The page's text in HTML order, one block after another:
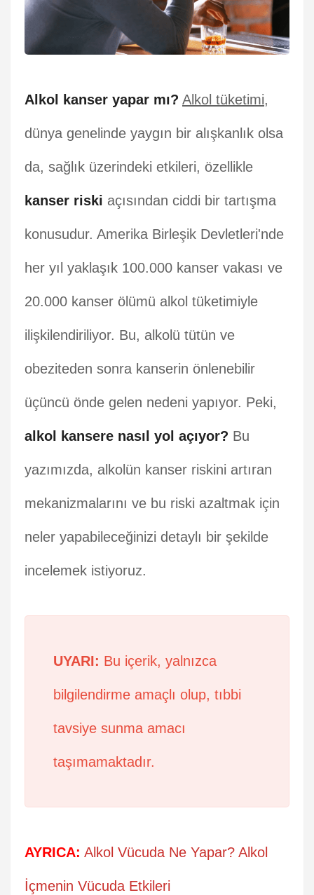
Alkol kanser yapar mı? Alkol tüketimi,
dünya genelinde yaygın bir alışkanlık olsa
da, sağlık üzerindeki etkileri, özellikle
kanser riski açısından ciddi bir tartışma
konusudur. Amerika Birleşik Devletleri'nde
her yıl yaklaşık 100.000 kanser vakası ve
20.000 kanser ölümü alkol tüketimiyle
ilişkilendiriliyor. Bu, alkolü tütün ve
obeziteden sonra kanserin önlenebilir
üçüncü önde gelen nedeni yapıyor. Peki,
alkol kansere nasıl yol açıyor? Bu
yazımızda, alkolün kanser riskini artıran
mekanizmalarını ve bu riski azaltmak için
neler yapabileceğinizi detaylı bir şekilde
incelemek istiyoruz.
UYARI: Bu içerik, yalnızca
bilgilendirme amaçlı olup, tıbbi
tavsiye sunma amacı
taşımamaktadır.
AYRICA: Alkol Vücuda Ne Yapar? Alkol
İçmenin Vücuda Etkileri